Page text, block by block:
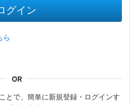
グイン
ら
とで、簡単に新規登録・ログインす